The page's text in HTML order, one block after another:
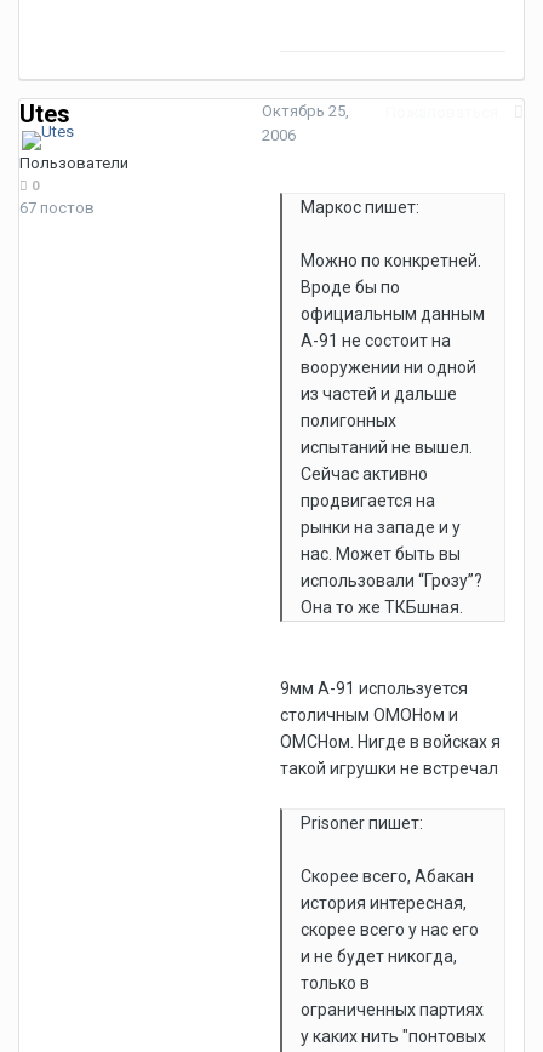
Utes
Пользователи
0
67 постов
Октябрь 25,
2006
Маркос пишет:
Можно по конкретней.
Вроде бы по
официальным данным
А-91 не состоит на
вооружении ни одной
из частей и дальше
полигонных
испытаний не вышел.
Сейчас активно
продвигается на
рынки на западе и у
нас. Может быть вы
использовали “Грозу”?
Она то же ТКБшная.
9мм А-91 используется
столичным ОМОНом и
ОМСНом. Нигде в войсках я
такой игрушки не встречал
Prisoner пишет:
Скорее всего, Абакан
история интересная,
скорее всего у нас его
и не будет никогда,
только в
ограниченных партиях
у каких нить "понтовых